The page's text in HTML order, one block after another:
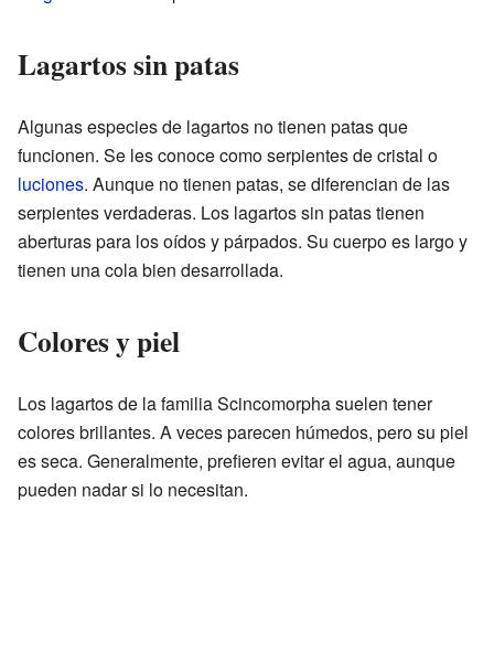
Lagartos sin patas
Algunas especies de lagartos no tienen patas que
funcionen. Se les conoce como serpientes de cristal o
luciones. Aunque no tienen patas, se diferencian de las
serpientes verdaderas. Los lagartos sin patas tienen
aberturas para los oídos y párpados. Su cuerpo es largo y
tienen una cola bien desarrollada.
Colores y piel
Los lagartos de la familia Scincomorpha suelen tener
colores brillantes. A veces parecen húmedos, pero su piel
es seca. Generalmente, prefieren evitar el agua, aunque
pueden nadar si lo necesitan.